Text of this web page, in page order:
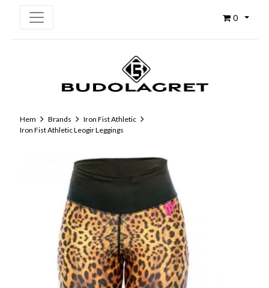
0
Hem Brands
Iron Fist Athletic
Iron Fist Athletic Leogir Leggings